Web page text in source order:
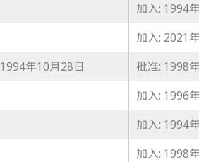
加入: 1994
加入: 2021
1994年10月28日 批准: 1998
加入: 1996
加入: 1994
加入: 1998